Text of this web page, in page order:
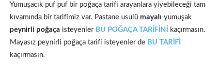
Yumuşacık puf puf bir poğaça tarifi arayanlara yiyebileceği tam
kıvamında bir tarifimiz var. Pastane usulü mayalı yumuşak
peynirli poğaça isteyenler BU POĞAÇA TARİFİNİ
kaçırmasın.
Mayasız peynirli poğaça tarifi isteyenler de BU TARİFİ
kaçırmasın.